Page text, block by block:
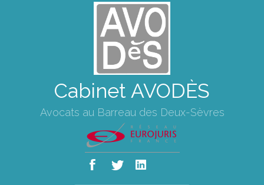
Cabinet AVODÈS
Avocats au Barreau des Deux-Sèvres